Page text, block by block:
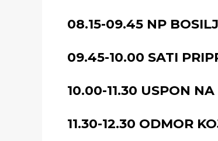
08.15-09.45 NP
09.45-10.00 SATI
10.00-11.30 USPON
11.30-12.30 ODMOR